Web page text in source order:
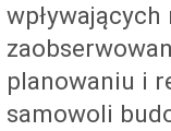
planowaniu i
samowoli